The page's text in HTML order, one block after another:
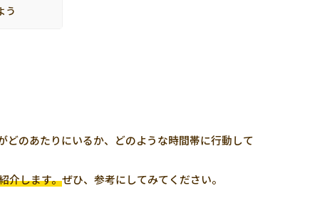
う
どのあたりにいるか、どのような時間帯に行動して
介します。ぜひ、参考にしてみてください。